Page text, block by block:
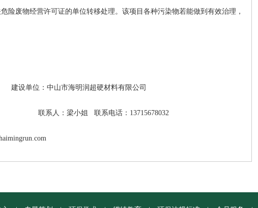
险废物经营许可证的单位转移处理。该项目各种污染物若能做到有效治理，
建设单位：中山市海明润超硬材料有限公司
联系人：梁小姐 联系电话： 13715678032